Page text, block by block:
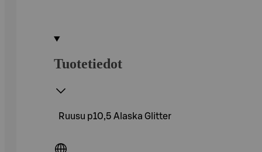
Tuotetiedot
Ruusu p10,5 Alaska Glitter